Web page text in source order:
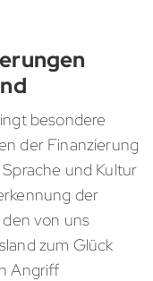
besondere
der Finanzierung
und Kultur
der
von uns
zum Glück
Angriff